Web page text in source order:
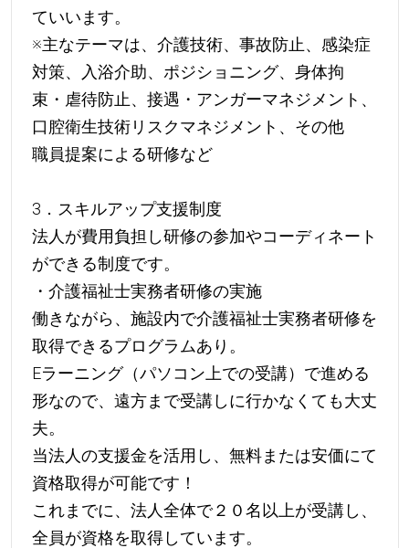
ていいます。
※主なテーマは、介護技術、事故防止、感染症
対策、入浴介助、ポジショニング、身体拘
束・虐待防止、接遇・アンガーマネジメント、
口腔衛生技術リスクマネジメント、その他
職員提案による研修など
3．スキルアップ支援制度
法人が費用負担し研修の参加やコーディネート
ができる制度です。
・介護福祉士実務者研修の実施
働きながら、施設内で介護福祉士実務者研修を
取得できるプログラムあり。
Eラーニング（パソコン上での受講）で進める
形なので、遠方まで受講しに行かなくても大丈
夫。
当法人の支援金を活用し、無料または安価にて
資格取得が可能です！
これまでに、法人全体で２０名以上が受講し、
全員が資格を取得しています。